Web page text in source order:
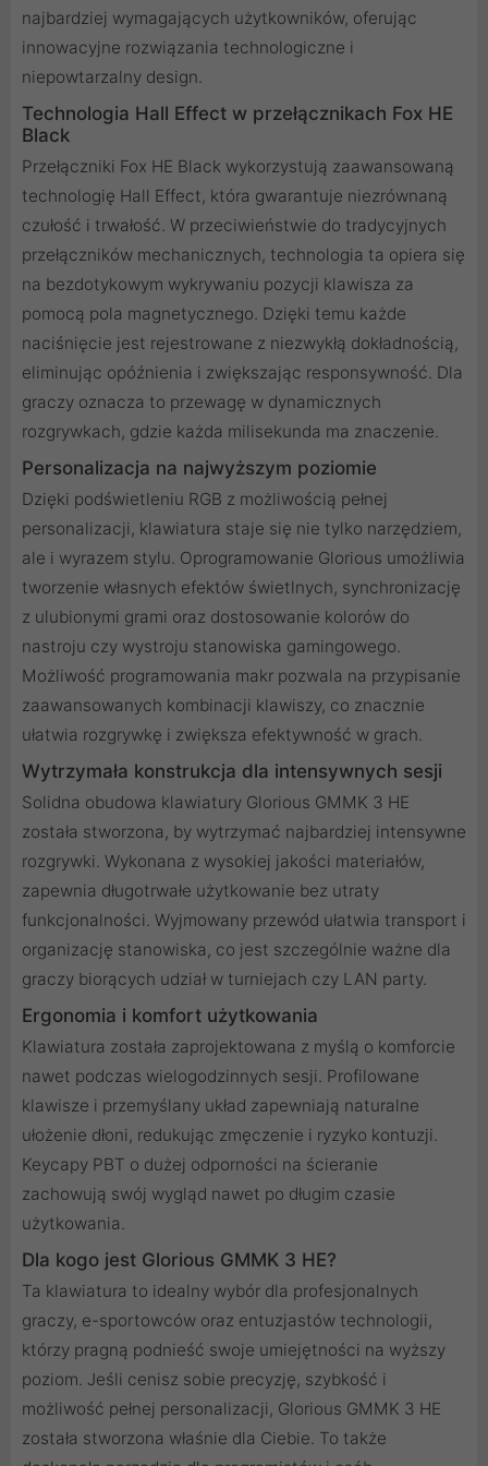
najbardziej wymagających użytkowników, oferując
innowacyjne rozwiązania technologiczne i
niepowtarzalny design.
Technologia Hall Effect w przełącznikach Fox HE
Black
Przełączniki Fox HE Black wykorzystują zaawansowaną
technologię Hall Effect, która gwarantuje niezrównaną
czułość i trwałość. W przeciwieństwie do tradycyjnych
przełączników mechanicznych, technologia ta opiera się
na bezdotykowym wykrywaniu pozycji klawisza za
pomocą pola magnetycznego. Dzięki temu każde
naciśnięcie jest rejestrowane z niezwykłą dokładnością,
eliminując opóźnienia i zwiększając responsywność. Dla
graczy oznacza to przewagę w dynamicznych
rozgrywkach, gdzie każda milisekunda ma znaczenie.
Personalizacja na najwyższym poziomie
Dzięki podświetleniu RGB z możliwością pełnej
personalizacji, klawiatura staje się nie tylko narzędziem,
ale i wyrazem stylu. Oprogramowanie Glorious umożliwia
tworzenie własnych efektów świetlnych, synchronizację
z ulubionymi grami oraz dostosowanie kolorów do
nastroju czy wystroju stanowiska gamingowego.
Możliwość programowania makr pozwala na przypisanie
zaawansowanych kombinacji klawiszy, co znacznie
ułatwia rozgrywkę i zwiększa efektywność w grach.
Wytrzymała konstrukcja dla intensywnych sesji
Solidna obudowa klawiatury Glorious GMMK 3 HE
została stworzona, by wytrzymać najbardziej intensywne
rozgrywki. Wykonana z wysokiej jakości materiałów,
zapewnia długotrwałe użytkowanie bez utraty
funkcjonalności. Wyjmowany przewód ułatwia transport i
organizację stanowiska, co jest szczególnie ważne dla
graczy biorących udział w turniejach czy LAN party.
Ergonomia i komfort użytkowania
Klawiatura została zaprojektowana z myślą o komforcie
nawet podczas wielogodzinnych sesji. Profilowane
klawisze i przemyślany układ zapewniają naturalne
ułożenie dłoni, redukując zmęczenie i ryzyko kontuzji.
Keycapy PBT o dużej odporności na ścieranie
zachowują swój wygląd nawet po długim czasie
użytkowania.
Dla kogo jest Glorious GMMK 3 HE?
Ta klawiatura to idealny wybór dla profesjonalnych
graczy, e-sportowców oraz entuzjastów technologii,
którzy pragną podnieść swoje umiejętności na wyższy
poziom. Jeśli cenisz sobie precyzję, szybkość i
możliwość pełnej personalizacji, Glorious GMMK 3 HE
została stworzona właśnie dla Ciebie. To także